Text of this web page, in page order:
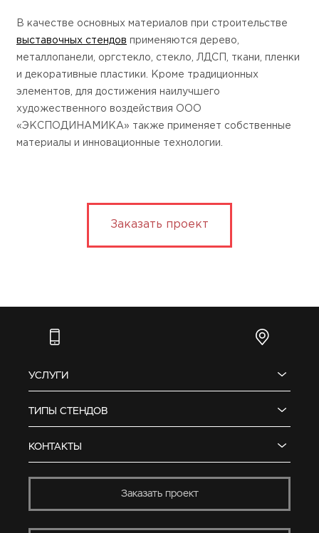
В качестве основных материалов при строительстве
выставочных стендов применяются дерево,
металлопанели, оргстекло, стекло, ЛДСП, ткани, пленки
и декоративные пластики. Кроме традиционных
элементов, для достижения наилучшего
художественного воздействия ООО
«ЭКСПОДИНАМИКА» также применяет собственные
материалы и инновационные технологии.
Заказать проект
УСЛУГИ
ТИПЫ СТЕНДОВ
КОНТАКТЫ
Заказать проект